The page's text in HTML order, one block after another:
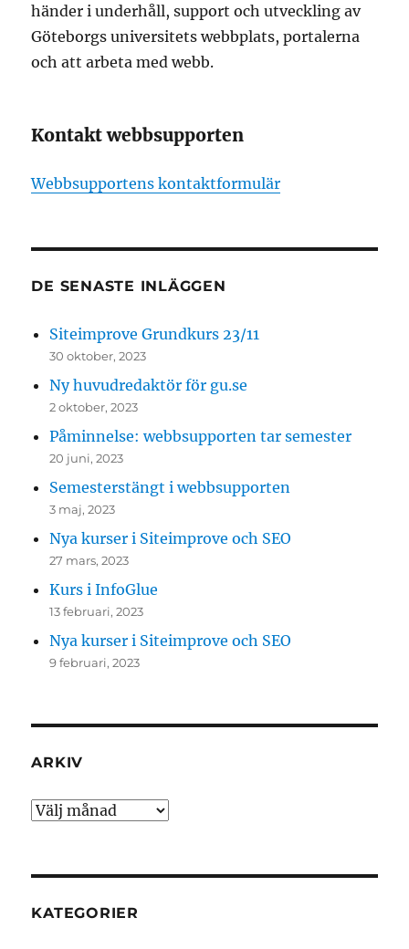
händer i underhåll, support och utveckling av
Göteborgs universitets webbplats, portalerna
och att arbeta med webb.
Kontakt webbsupporten
Webbsupportens kontaktformulär
DE SENASTE INLÄGGEN
Siteimprove Grundkurs 23/11
30 oktober, 2023
Ny huvudredaktör för gu.se
2 oktober, 2023
Påminnelse: webbsupporten tar semester
20 juni, 2023
Semesterstängt i webbsupporten
3 maj, 2023
Nya kurser i Siteimprove och SEO
27 mars, 2023
Kurs i InfoGlue
13 februari, 2023
Nya kurser i Siteimprove och SEO
9 februari, 2023
ARKIV
Arkiv
KATEGORIER